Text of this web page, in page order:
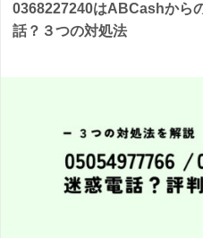
0368227240はABCashから
話？３つの対処法